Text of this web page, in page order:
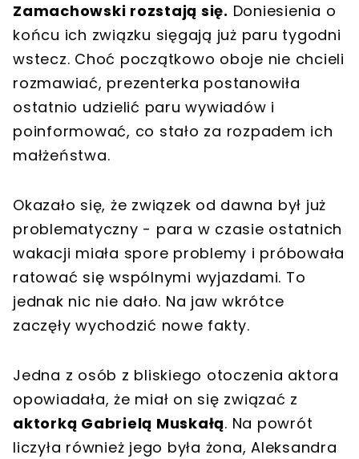
Zamachowski rozstają się. Doniesienia o
końcu ich związku sięgają już paru tygodni
wstecz. Choć początkowo oboje nie chcieli
rozmawiać, prezenterka postanowiła
ostatnio udzielić paru wywiadów i
poinformować, co stało za rozpadem ich
małżeństwa.
Okazało się, że związek od dawna był już
problematyczny - para w czasie ostatnich
wakacji miała spore problemy i próbowała
ratować się wspólnymi wyjazdami. To
jednak nic nie dało. Na jaw wkrótce
zaczęły wychodzić nowe fakty.
Jedna z osób z bliskiego otoczenia aktora
opowiadała, że miał on się związać z
aktorką Gabrielą Muskałą. Na powrót
liczyła również jego była żona, Aleksandra